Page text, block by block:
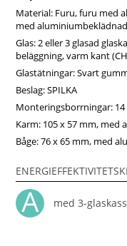
– kvalitet, precision
Material: Furu, furu med
med
Glas: 2 eller 3 glasad
beläggning, varm kant
Glastätningar: Svart
Beslag: SPILKA
Monteringsborrningar:
Karm: 105 x 57 mm, med
Båge: 76 x 65 mm, med
med 3-